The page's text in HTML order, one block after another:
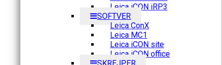
Leica iCON iRP3
SOFTVER
Leica ConX
Leica MC1
Leica iCON site
Leica iCON office